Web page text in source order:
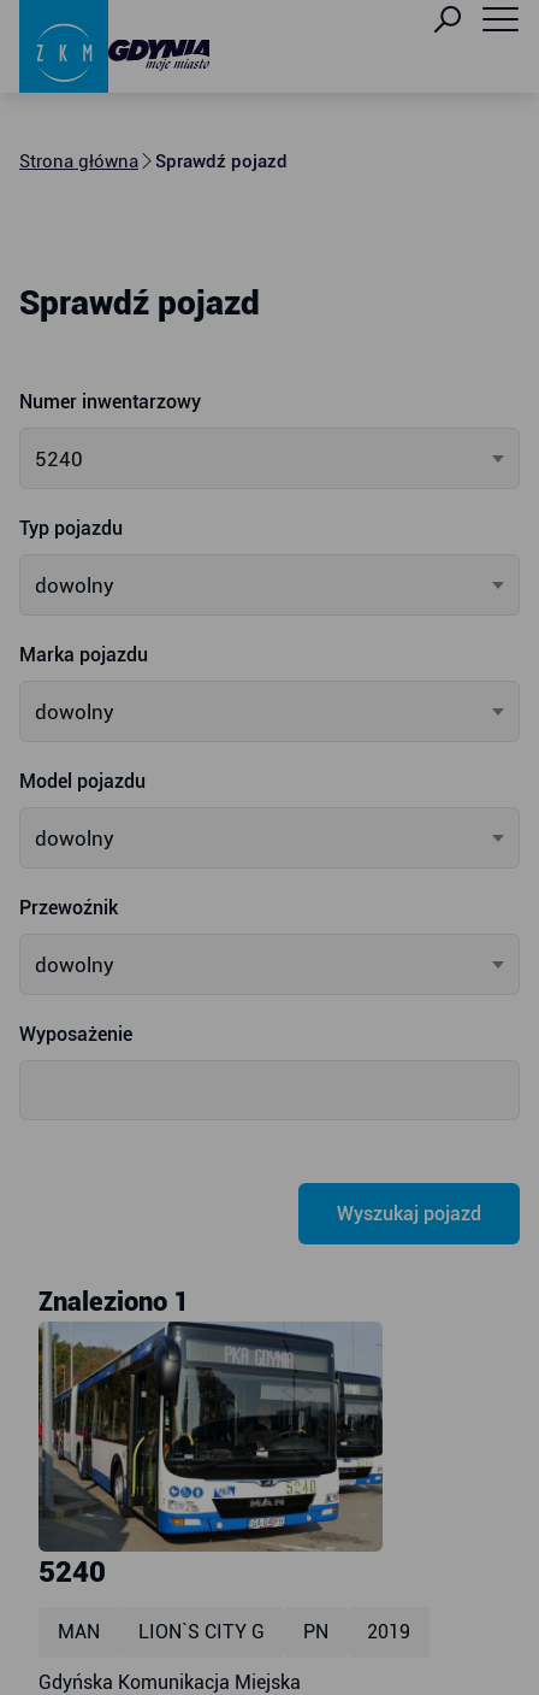
Strona główna Sprawdź pojazd
Sprawdź pojazd
Numer inwentarzowy
5240
Typ pojazdu
dowolny
Marka pojazdu
dowolny
Model pojazdu
dowolny
Przewoźnik
dowolny
Wyposażenie
Znaleziono 1
5240
MAN LION`S CITY G PN 2019
Gdyńska Komunikacja Miejska